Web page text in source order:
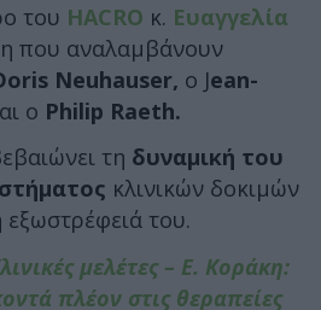
του HACRO κ. Ευαγγελία
που αναλαμβάνουν
Neuhauser, ο Jean-
ο Philip Raeth.
τη δυναμική του
κλινικών δοκιμών
του.
μελέτες – Ε. Κοράκη:
πλέον στις θεραπείες